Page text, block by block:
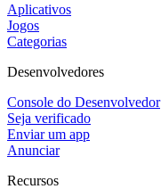
Aplicativos
Jogos
Categorias
Desenvolvedores
Console do Desenvolvedor
Seja verificado
Enviar um app
Anunciar
Recursos